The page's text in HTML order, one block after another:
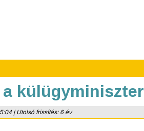
külügyminiszter
| Utolsó frissítés: 6 év